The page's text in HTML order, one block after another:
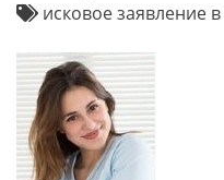
исковое заявление в